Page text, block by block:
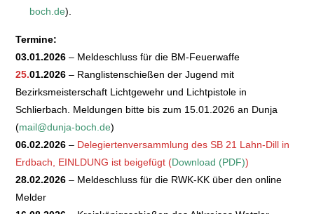
boch.de).
Termine:
03.01.2026 – Meldeschluss für die BM-Feuerwaffe
25.01.2026 – Ranglistenschießen der Jugend mit
Bezirksmeisterschaft Lichtgewehr und Lichtpistole in
Schlierbach. Meldungen bitte bis zum 15.01.2026 an Dunja
(mail@dunja-boch.de)
06.02.2026 – Delegiertenversammlung des SB 21 Lahn-Dill in
Erdbach, EINLDUNG ist beigefügt (Download (PDF))
28.02.2026 – Meldeschluss für die RWK-KK über den online
Melder